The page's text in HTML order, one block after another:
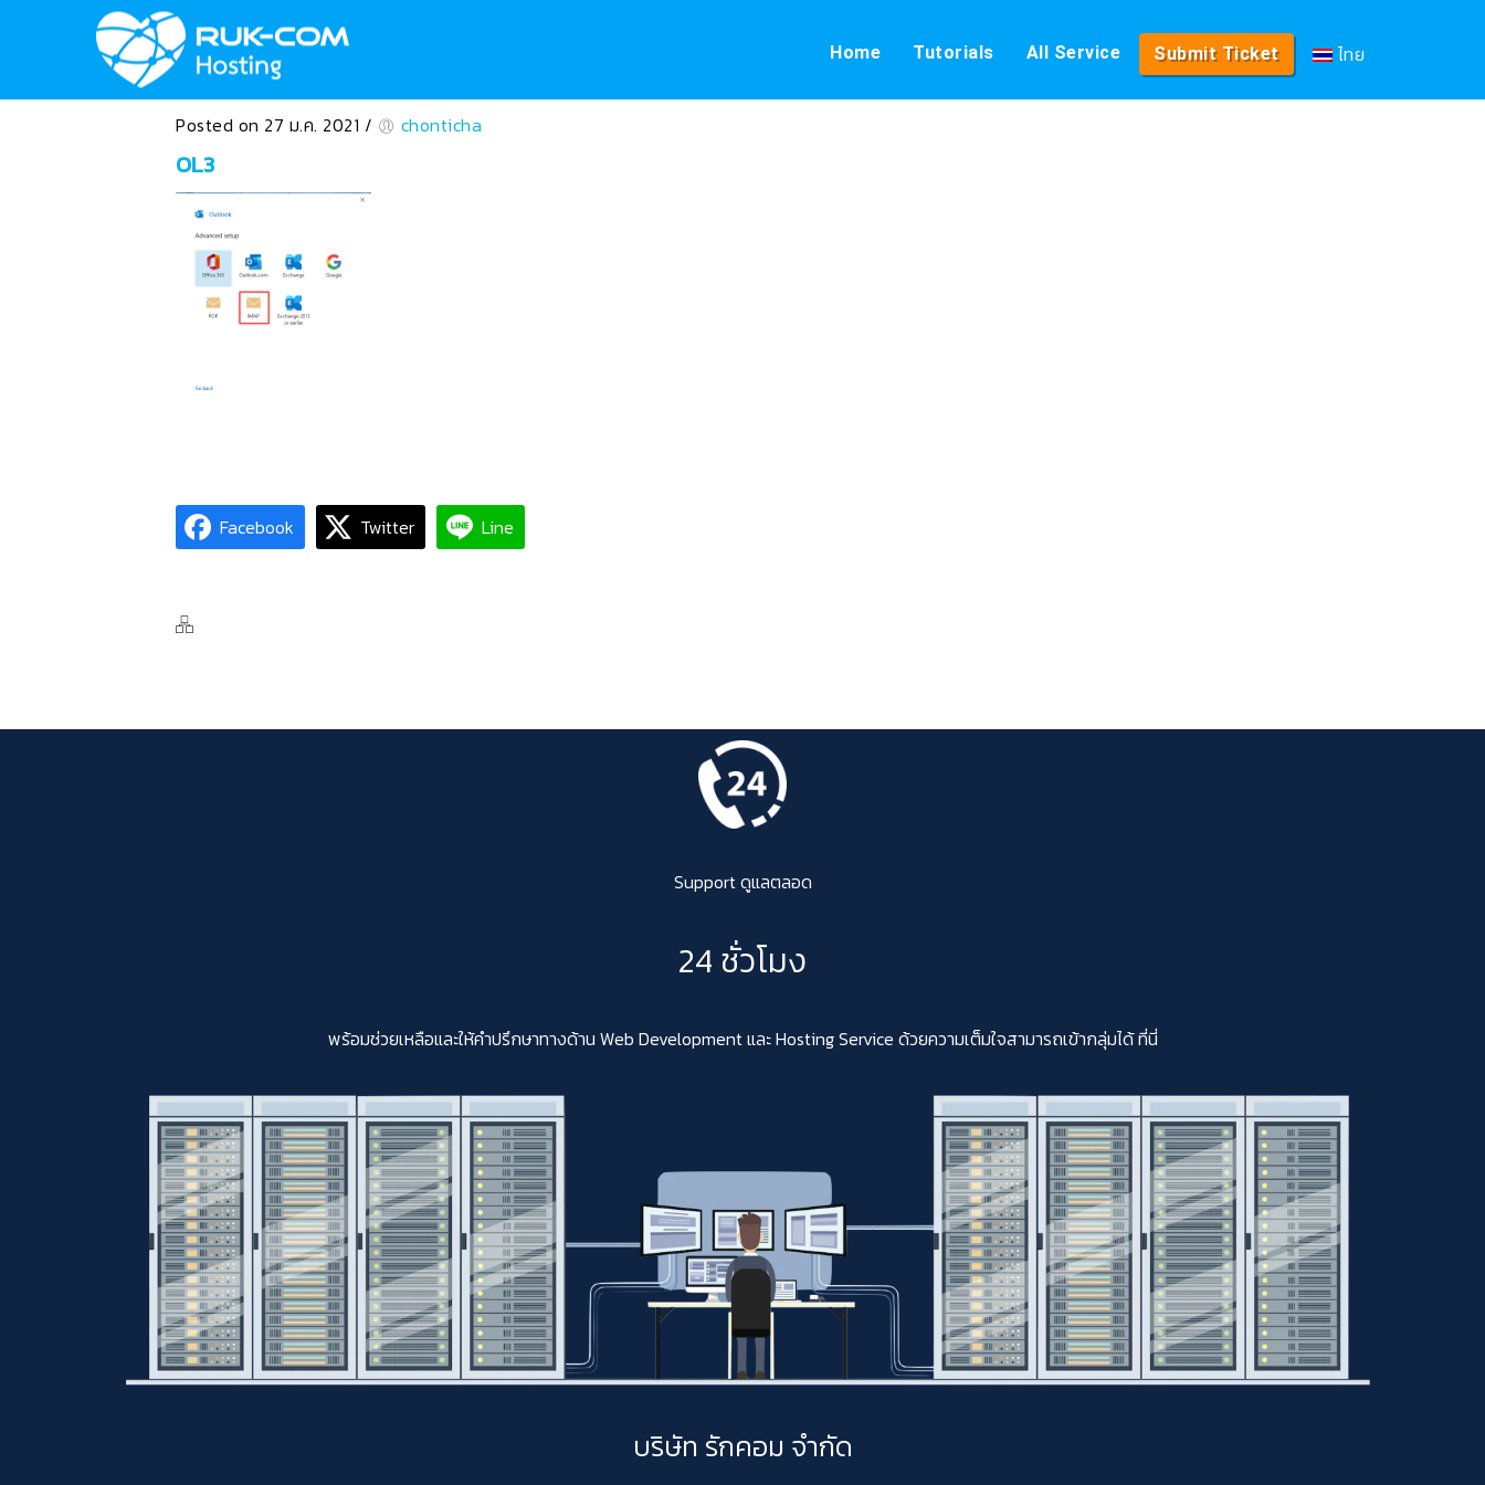
Home Tutorials All Service Submit Ticket ไทย
Posted on 27 ม.ค. 2021 / chonticha
OL3
Facebook Twitter Line
Support ดูแลตลอด
24 ชั่วโมง
พร้อมช่วยเหลือและให้คำปรึกษาทางด้าน Web Development และ Hosting Service ด้วยความเต็มใจสามารถเข้ากลุ่มได้ ที่นี่
บริษัท รักคอม จำกัด